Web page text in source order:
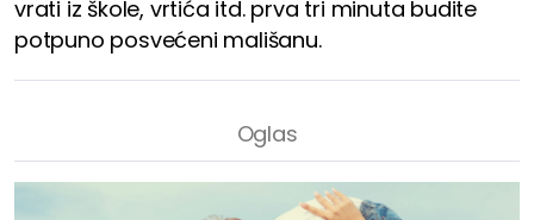
vrati iz škole, vrtića itd. prva tri minuta budite
potpuno posvećeni mališanu.